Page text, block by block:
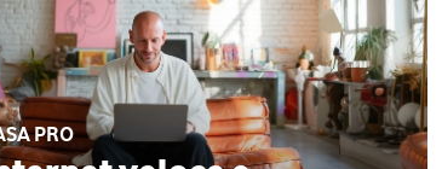
PRO